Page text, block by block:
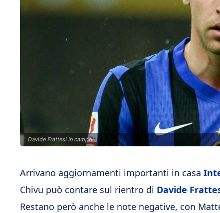
Davide Frattesi in campo
Arrivano aggiornamenti importanti in casa
Chivu può contare sul rientro di Davide
Restano però anche le note negative, con